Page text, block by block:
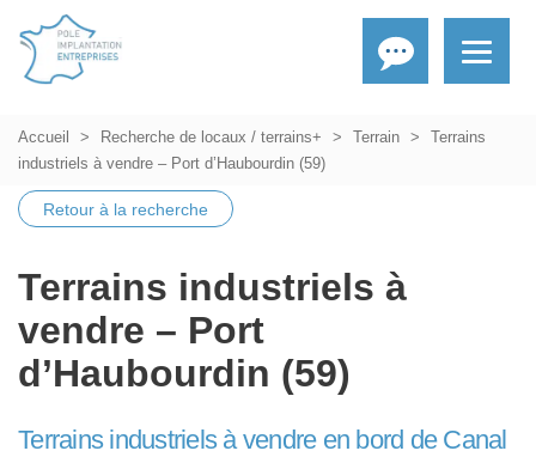
Accueil Recherche de locaux / terrains+ Terrain
Terrains
industriels à vendre – Port d’Haubourdin (59)
Retour à la recherche
Terrains industriels à
vendre – Port
d’Haubourdin (59)
Terrains industriels à vendre en bord de Canal